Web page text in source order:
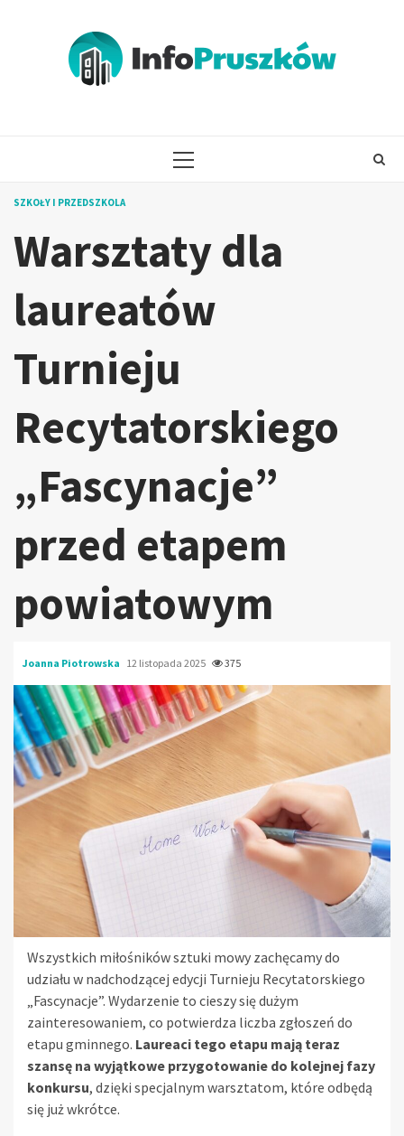
PRIMARY
SZKOŁY I PRZEDSZKOLA
Warsztaty dla
laureatów
Turnieju
Recytatorskiego
„Fascynacje”
przed etapem
powiatowym
Joanna Piotrowska 12 listopada 2025 375
Wszystkich miłośników sztuki mowy zachęcamy do
udziału w nadchodzącej edycji Turnieju Recytatorskiego
„Fascynacje”. Wydarzenie to cieszy się dużym
zainteresowaniem, co potwierdza liczba zgłoszeń do
etapu gminnego. Laureaci tego etapu mają teraz
szansę na wyjątkowe przygotowanie do kolejnej fazy
konkursu, dzięki specjalnym warsztatom, które odbędą
się już wkrótce.